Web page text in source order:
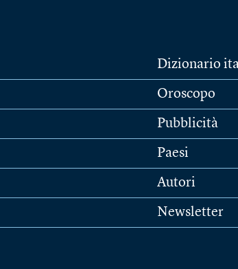
Dizionario
Oroscopo
Pubblicità
Paesi
Autori
Newsletter